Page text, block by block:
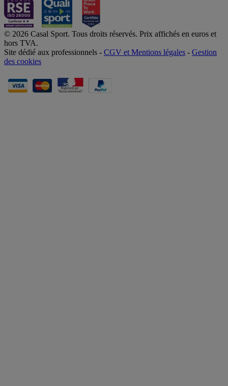
© 2026 Casal Sport. Tous droits réservés. Prix affichés en euros et
hors TVA.
Site dédié aux professionnels - CGV et Mentions légales - Gestion
des cookies